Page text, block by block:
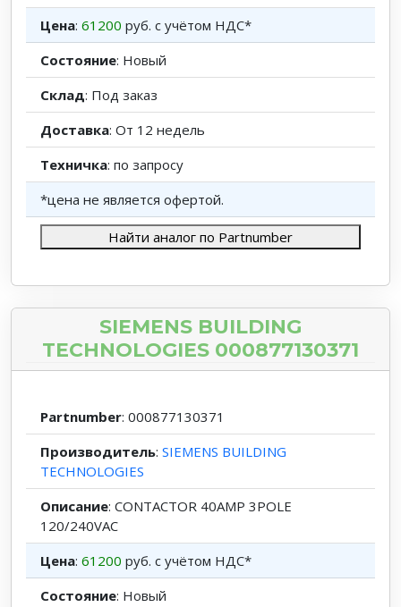
Цена: 61200 руб. с учётом НДС*
Состояние: Новый
Склад: Под заказ
Доставка: От 12 недель
Техничка: по запросу
*цена не является офертой.
Найти аналог по Partnumber
SIEMENS BUILDING
TECHNOLOGIES 000877130371
Partnumber: 000877130371
Производитель: SIEMENS BUILDING
TECHNOLOGIES
Описание: CONTACTOR 40AMP 3POLE
120/240VAC
Цена: 61200 руб. с учётом НДС*
Состояние: Новый